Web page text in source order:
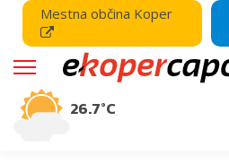
Mestna občina Koper
26.7°C